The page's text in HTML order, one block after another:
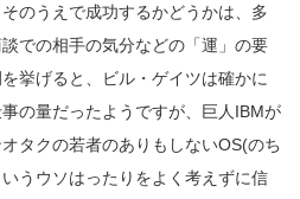
のうえで成功するかどうかは、多
での相手の気分などの「運」の要
挙げると、ビル・ゲイツは確かに
の量だったようですが、巨人IBMが
タクの若者のありもしないOS(のち
うウソはったりをよく考えずに信